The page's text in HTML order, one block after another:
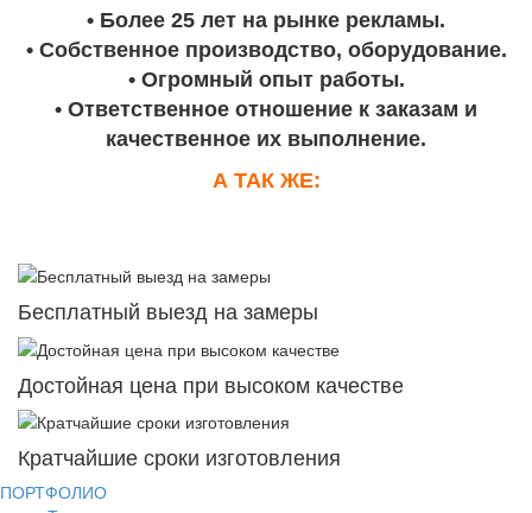
• Более 25 лет на рынке рекламы.
• Собственное производство, оборудование.
• Огромный опыт работы.
• Ответственное отношение к заказам и
качественное их выполнение.
А ТАК ЖЕ:
Бесплатный выезд на замеры
Достойная цена при высоком качестве
Кратчайшие сроки изготовления
ПОРТФОЛИО